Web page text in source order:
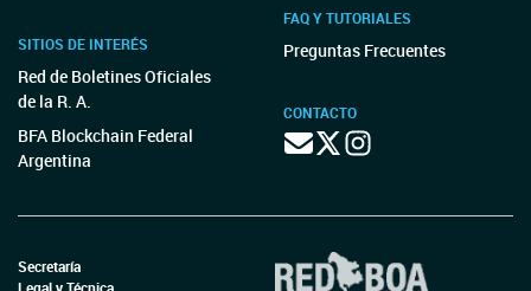
SITIOS DE INTERÉS
Red de Boletines Oficiales
de la R. A.
BFA Blockchain Federal
Argentina
FAQ Y TUTORIALES
Preguntas Frecuentes
CONTACTO
Secretaría